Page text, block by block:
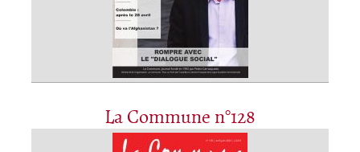
La Commune n°128